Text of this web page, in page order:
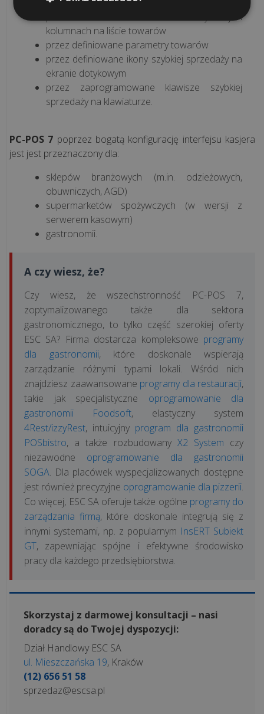
koszty
gastronomii?
Praktyczne
–
czym
skład...
Korzyści
aplikacji
POSbistro
urządzeniach
mobilnych
wszystkie
artykuły
przez definiowanie warunków na wybranych
kolumnach na liście towarów
przez definiowane parametry towarów
przez definiowane ikony szybkiej sprzedaży na
ekranie dotykowym
przez zaprogramowane klawisze szybkiej
sprzedaży na klawiaturze.
PC-POS 7 poprzez bogatą konfigurację interfejsu kasjera
jest jest przeznaczony dla:
sklepów branżowych (m.in. odzieżowych,
obuwniczych, AGD)
supermarketów spożywczych (w wersji z
serwerem kasowym)
gastronomii.
A czy wiesz, że?
Czy wiesz, że wszechstronność PC-POS 7,
zoptymalizowanego także dla sektora
gastronomicznego, to tylko część szerokiej oferty
ESC SA? Firma dostarcza kompleksowe programy
dla gastronomii, które doskonale wspierają
zarządzanie różnymi typami lokali. Wśród nich
znajdziesz zaawansowane programy dla restauracji,
takie jak specjalistyczne oprogramowanie dla
gastronomii Foodsoft, elastyczny system
4Rest/izzyRest, intuicyjny program dla gastronomii
POSbistro, a także rozbudowany X2 System czy
niezawodne oprogramowanie dla gastronomii
SOGA. Dla placówek wyspecjalizowanych dostępne
jest również precyzyjne oprogramowanie dla pizzerii.
Co więcej, ESC SA oferuje także ogólne programy do
zarządzania firmą, które doskonale integrują się z
innymi systemami, np. z popularnym InsERT Subiekt
GT, zapewniając spójne i efektywne środowisko
pracy dla każdego przedsiębiorstwa.
Skorzystaj z darmowej konsultacji – nasi
doradcy są do Twojej dyspozycji:
Dział Handlowy ESC SA
ul. Mieszczańska 19, Kraków
(12) 656 51 58
sprzedaz@escsa.pl